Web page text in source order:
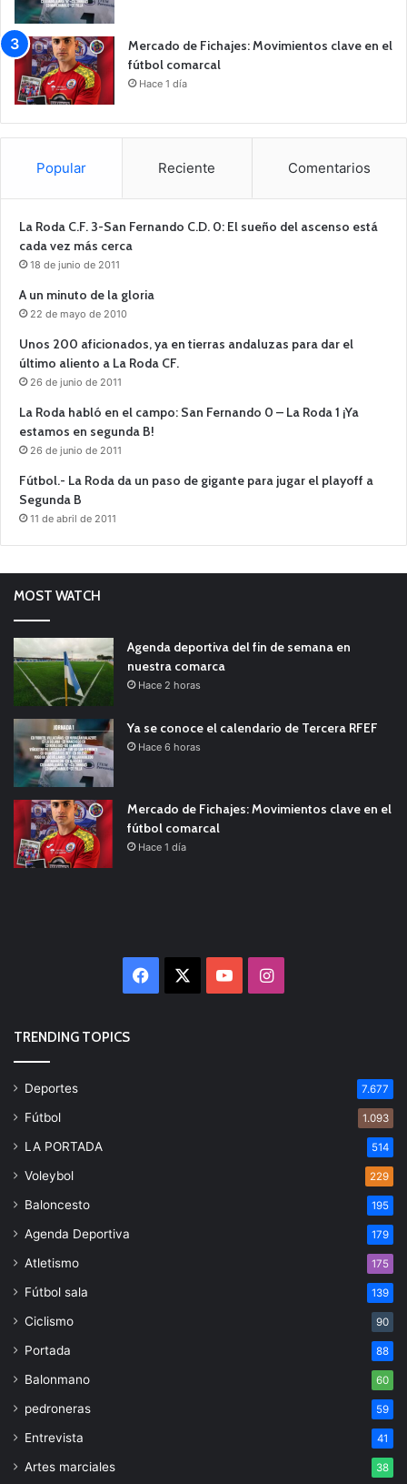
Mercado de Fichajes: Movimientos clave en el
fútbol comarcal
Hace 1 día
Popular Reciente Comentarios
La Roda C.F. 3-San Fernando C.D. 0: El sueño del ascenso está
cada vez más cerca
18 de junio de 2011
A un minuto de la gloria
22 de mayo de 2010
Unos 200 aficionados, ya en tierras andaluzas para dar el
último aliento a La Roda CF.
26 de junio de 2011
La Roda habló en el campo: San Fernando 0 – La Roda 1 ¡Ya
estamos en segunda B!
26 de junio de 2011
Fútbol.- La Roda da un paso de gigante para jugar el playoff a
Segunda B
11 de abril de 2011
MOST WATCH
Agenda deportiva del fin de semana en
nuestra comarca
Hace 2 horas
Ya se conoce el calendario de Tercera RFEF
Hace 6 horas
Mercado de Fichajes: Movimientos clave en el
fútbol comarcal
Hace 1 día
Facebook YouTubeInstagram
TRENDING TOPICS
Deportes 7.677
Fútbol 1.093
LA PORTADA 514
Voleybol 229
Baloncesto 195
Agenda Deportiva 179
Atletismo 175
Fútbol sala 139
Ciclismo 90
Portada 88
Balonmano 60
pedroneras 59
Entrevista 41
Artes marciales 38